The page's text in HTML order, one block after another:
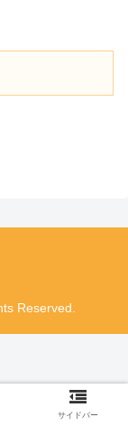
Reserved.
サイドバー